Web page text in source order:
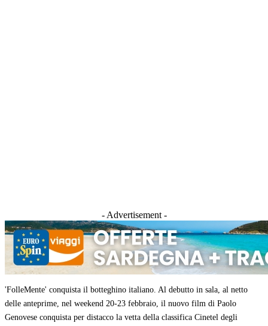
- Advertisement -
'FolleMente' conquista il botteghino italiano. Al debutto in sala, al netto
delle anteprime, nel weekend 20-23 febbraio, il nuovo film di Paolo
Genovese conquista per distacco la vetta della classifica Cinetel degli